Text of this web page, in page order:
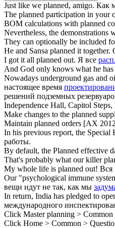
Just like we planned, amigo. Как
The planned participation in your
BOM calculations with planned
Nevertheless, the demonstrations
They can optionally be included
He and Sansa planned it together.
I got it all planned out. Я все
And God only knows what he has
Nowadays underground gas and
настоящее время
решений подземных
Independence Hall, Capitol Steps,
Make changes to the planned
Maintain planned orders [AX
In his previous report, the Special
работы.
By default, the Planned effective
That's probably what our killer
My whole life is planned out! Вся
Our "psychological immune
вещи идут не так, как мы
In return, India has pledged to
международного
Click Master planning > Common
Click Home > Common >